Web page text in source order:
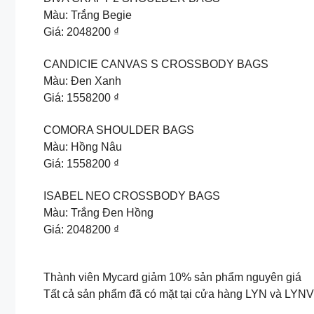
Màu: Trắng Begie
Giá: 2048200 ₫
CANDICIE CANVAS S CROSSBODY BAGS
Màu: Đen Xanh
Giá: 1558200 ₫
COMORA SHOULDER BAGS
Màu: Hồng Nâu
Giá: 1558200 ₫
ISABEL NEO CROSSBODY BAGS
Màu: Trắng Đen Hồng
Giá: 2048200 ₫
Thành viên Mycard giảm 10% sản phẩm nguyên giá
Tất cả sản phẩm đã có mặt tại cửa hàng LYN và